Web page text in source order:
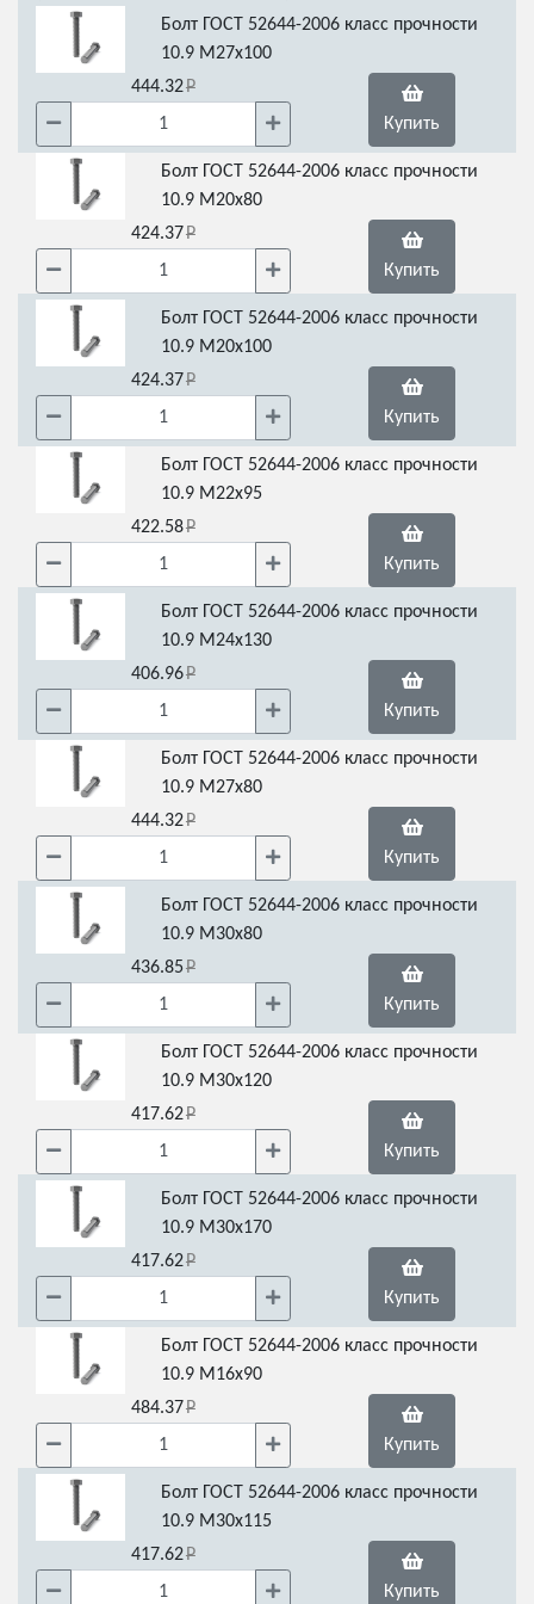
Болт ГОСТ 52644-2006 класс прочности
10.9 М27х100
444.32
Купить
Болт ГОСТ 52644-2006 класс прочности
10.9 М20х80
424.37
Купить
Болт ГОСТ 52644-2006 класс прочности
10.9 М20х100
424.37
Купить
Болт ГОСТ 52644-2006 класс прочности
10.9 М22х95
422.58
Купить
Болт ГОСТ 52644-2006 класс прочности
10.9 М24х130
406.96
Купить
Болт ГОСТ 52644-2006 класс прочности
10.9 М27х80
444.32
Купить
Болт ГОСТ 52644-2006 класс прочности
10.9 М30х80
436.85
Купить
Болт ГОСТ 52644-2006 класс прочности
10.9 М30х120
417.62
Купить
Болт ГОСТ 52644-2006 класс прочности
10.9 М30х170
417.62
Купить
Болт ГОСТ 52644-2006 класс прочности
10.9 М16х90
484.37
Купить
Болт ГОСТ 52644-2006 класс прочности
10.9 М30х115
417.62
Купить